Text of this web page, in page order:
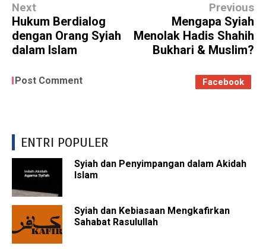
Next
Hukum Berdialog
dengan Orang Syiah
dalam Islam
Previous
Mengapa Syiah
Menolak Hadis Shahih
Bukhari & Muslim?
Post Comment Facebook
ENTRI POPULER
Syiah dan Penyimpangan dalam Akidah
Islam
Syiah dan Kebiasaan Mengkafirkan
Sahabat Rasulullah